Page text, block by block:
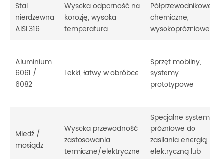
Stal
nierdzewna
AISI 316
Wysoka odporność na
korozję, wysoka
temperatura
Półprzewodnikowe,
chemiczne,
wysokopróżniowe
Aluminium
6061 /
6082
Lekki, łatwy w obróbce
Sprzęt mobilny,
systemy
prototypowe
Miedź /
mosiądz
Wysoka przewodność,
zastosowania
termiczne/elektryczne
Specjalne systemy
próżniowe do
zasilania energią
elektryczną lub